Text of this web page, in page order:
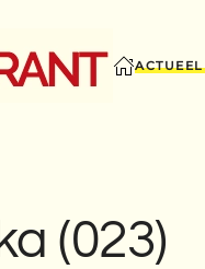
ACTUEEL
(023)